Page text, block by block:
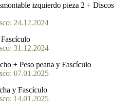
izquierdo pieza 2 + Discos
24.12.2024
31.12.2024
+ Peso peana y Fascículo
07.01.2025
y Fascículo
14.01.2025